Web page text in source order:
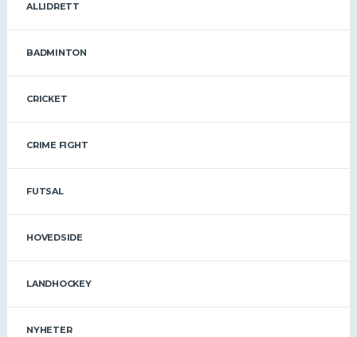
ALLIDRETT
BADMINTON
CRICKET
CRIME FIGHT
FUTSAL
HOVEDSIDE
LANDHOCKEY
NYHETER